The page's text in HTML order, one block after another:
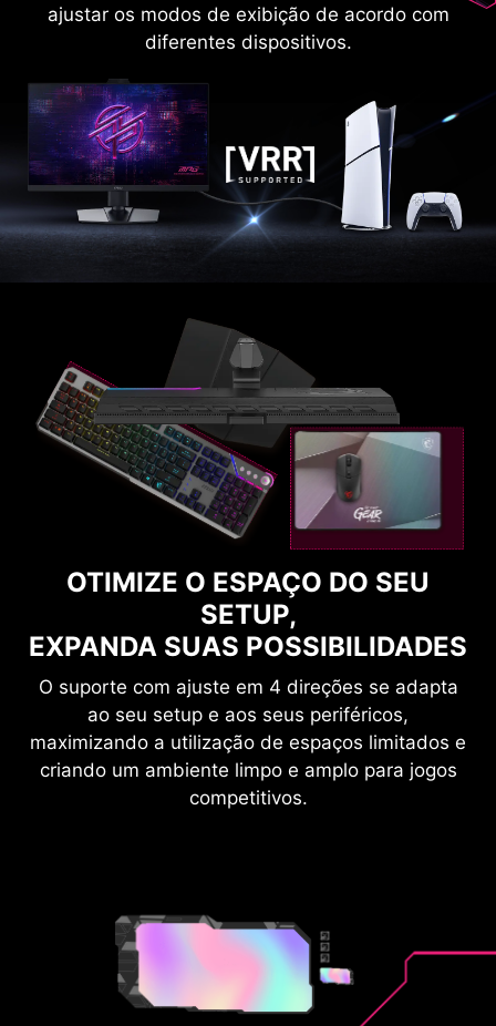
ajustar os modos de exibição de acordo com
diferentes dispositivos.
OTIMIZE O ESPAÇO DO SEU
SETUP,
EXPANDA SUAS POSSIBILIDADES
O suporte com ajuste em 4 direções se adapta
ao seu setup e aos seus periféricos,
maximizando a utilização de espaços limitados e
criando um ambiente limpo e amplo para jogos
competitivos.